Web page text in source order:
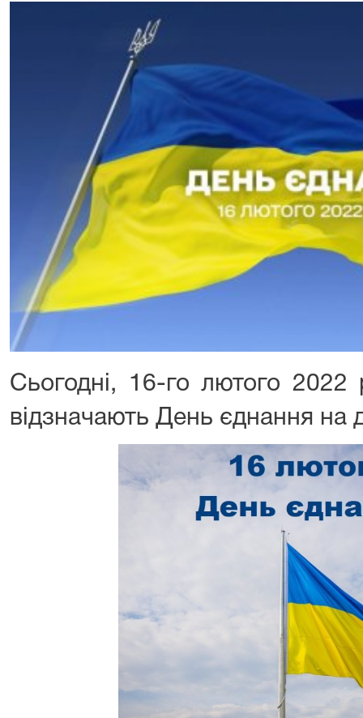
Сьогодні, 16-го лютого 2022
відзначають День єднання на